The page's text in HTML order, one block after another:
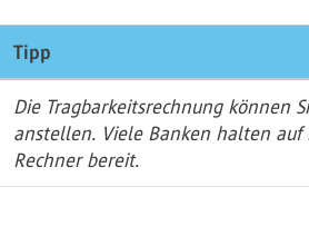
Tipp
Die Tragbarkeitsrechnung können
anstellen. Viele Banken halten auf
Rechner bereit.